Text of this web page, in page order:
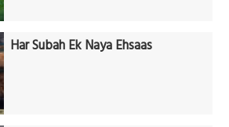
Har Subah Ek Naya Ehsaas